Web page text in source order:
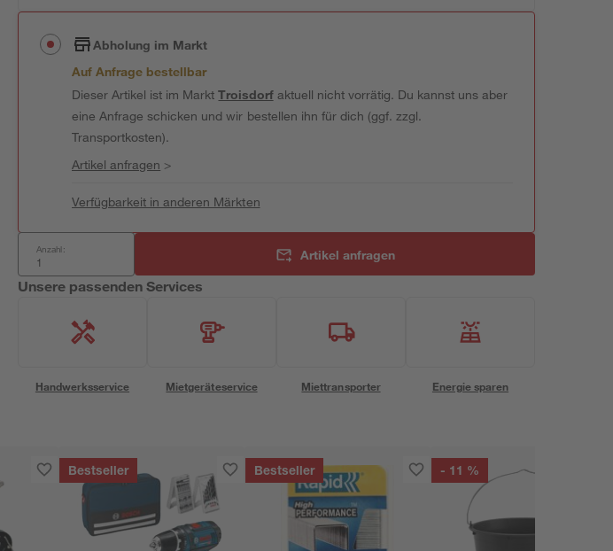
Abholung im Markt
Auf Anfrage bestellbar
Dieser Artikel ist im MarktTroisdorfaktuell nicht vorrätig. Du kannst uns aber
eine Anfrage schicken und wir bestellen ihn für dich (ggf. zzgl.
Transportkosten).
Artikel anfragen >
Verfügbarkeit in anderen Märkten
Anzahl: Artikel anfragen
Unsere passenden Services
Handwerksservice Mietgeräteservice Miettransporter Energie sparen
Bestseller Bestseller - 11 %